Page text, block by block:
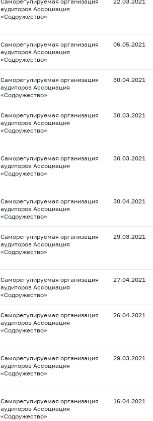
аудиторов Ассоциация
«Содружество»
Саморегулируемая организация
аудиторов Ассоциация
«Содружество»
06.05.2021
Саморегулируемая организация
аудиторов Ассоциация
«Содружество»
30.04.2021
Саморегулируемая организация
аудиторов Ассоциация
«Содружество»
30.03.2021
Саморегулируемая организация
аудиторов Ассоциация
«Содружество»
30.03.2021
Саморегулируемая организация
аудиторов Ассоциация
«Содружество»
30.04.2021
Саморегулируемая организация
аудиторов Ассоциация
«Содружество»
29.03.2021
Саморегулируемая организация
аудиторов Ассоциация
«Содружество»
27.04.2021
Саморегулируемая организация
аудиторов Ассоциация
«Содружество»
26.04.2021
Саморегулируемая организация
аудиторов Ассоциация
«Содружество»
29.03.2021
Саморегулируемая организация
аудиторов Ассоциация
«Содружество»
16.04.2021